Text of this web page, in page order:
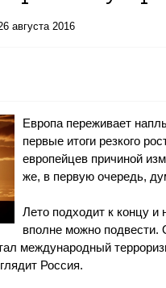
августа 2016
Европа переживает
первые итоги резкого
европейцев причиной
же, в первую очередь,
Лето подходит к концу и
вполне можно подвести.
международный
Россия.